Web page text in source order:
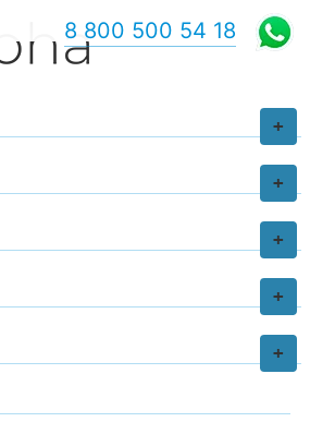
+
+
+
+
+
8 800 500 54 18